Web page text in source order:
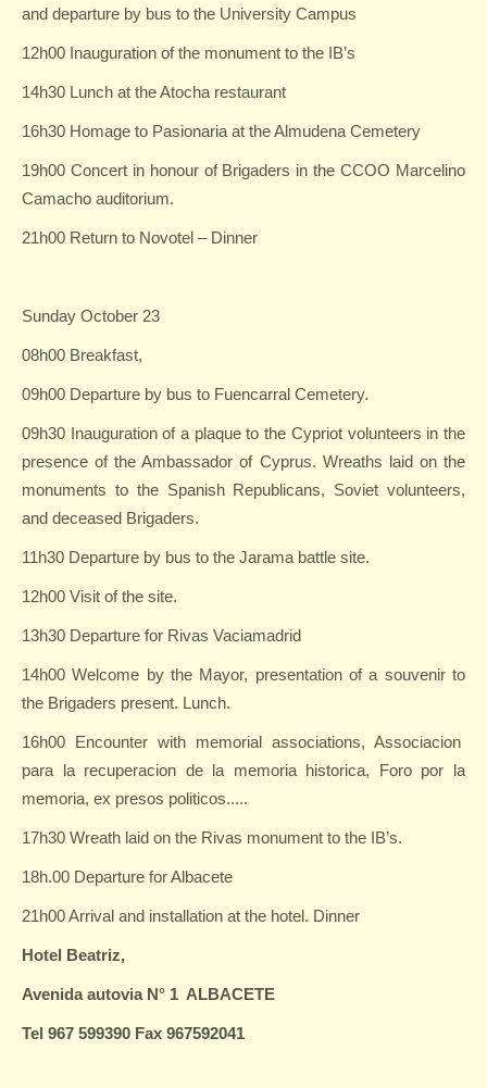
and departure by bus to the University Campus
12h00 Inauguration of the monument to the IB’s
14h30 Lunch at the Atocha restaurant
16h30 Homage to Pasionaria at the Almudena Cemetery
19h00 Concert in honour of Brigaders in the CCOO Marcelino
Camacho auditorium.
21h00 Return to Novotel – Dinner
Sunday October 23
08h00 Breakfast,
09h00 Departure by bus to Fuencarral Cemetery.
09h30 Inauguration of a plaque to the Cypriot volunteers in the
presence of the Ambassador of Cyprus. Wreaths laid on the
monuments to the Spanish Republicans, Soviet volunteers,
and deceased Brigaders.
11h30 Departure by bus to the Jarama battle site.
12h00 Visit of the site.
13h30 Departure for Rivas Vaciamadrid
14h00 Welcome by the Mayor, presentation of a souvenir to
the Brigaders present. Lunch.
16h00 Encounter with memorial associations, Associacion
para la recuperacion de la memoria historica, Foro por la
memoria, ex presos politicos.....
17h30 Wreath laid on the Rivas monument to the IB’s.
18h.00 Departure for Albacete
21h00 Arrival and installation at the hotel. Dinner
Hotel Beatriz,
Avenida autovia N° 1 ALBACETE
Tel 967 599390 Fax 967592041